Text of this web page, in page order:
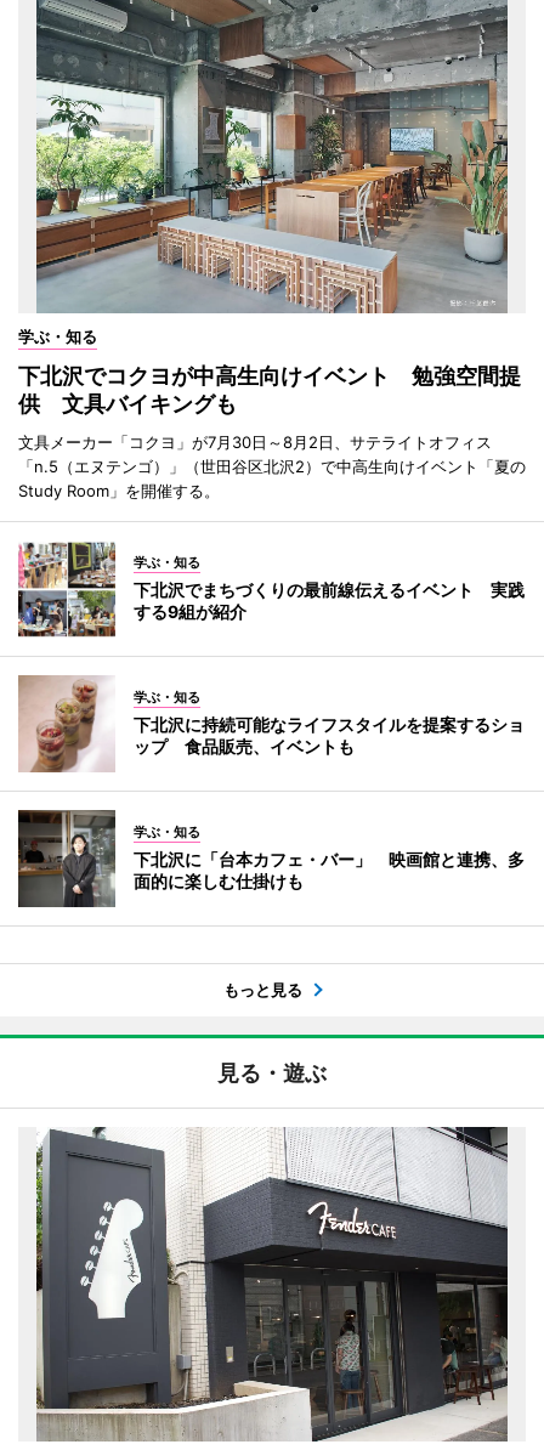
学ぶ・知る
下北沢でコクヨが中高生向けイベント 勉強空間提
供 文具バイキングも
文具メーカー「コクヨ」が7月30日～8月2日、サテライトオフィス
「n.5（エヌテンゴ）」（世田谷区北沢2）で中高生向けイベント「夏の
Study Room」を開催する。
学ぶ・知る
下北沢でまちづくりの最前線伝えるイベント 実践
する9組が紹介
学ぶ・知る
下北沢に持続可能なライフスタイルを提案するショ
ップ 食品販売、イベントも
学ぶ・知る
下北沢に「台本カフェ・バー」 映画館と連携、多
面的に楽しむ仕掛けも
もっと見る
見る・遊ぶ